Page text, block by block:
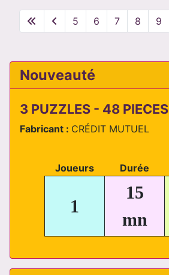
5 6 7 8 9
Nouveauté
3 PUZZLES - 48 PIECES
Fabricant : CRÉDIT MUTUEL
Joueurs Durée
1
15
mn